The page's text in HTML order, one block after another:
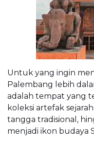
Untuk yang ingin
Palembang lebih
adalah tempat yang
koleksi artefak
tangga tradisional,
menjadi ikon budaya